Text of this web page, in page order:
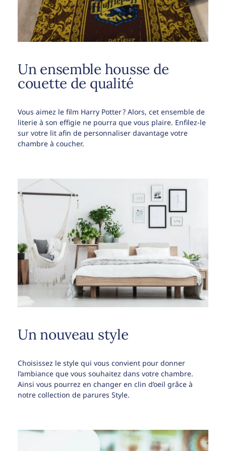
Un ensemble housse de
couette de qualité
Vous aimez le film Harry Potter ? Alors, cet ensemble de
literie à son effigie ne pourra que vous plaire. Enfilez-le
sur votre lit afin de personnaliser davantage votre
chambre à coucher.
Un nouveau style
Choisissez le style qui vous convient pour donner
l’ambiance que vous souhaitez dans votre chambre.
Ainsi vous pourrez en changer en clin d’oeil grâce à
notre collection de parures Style.